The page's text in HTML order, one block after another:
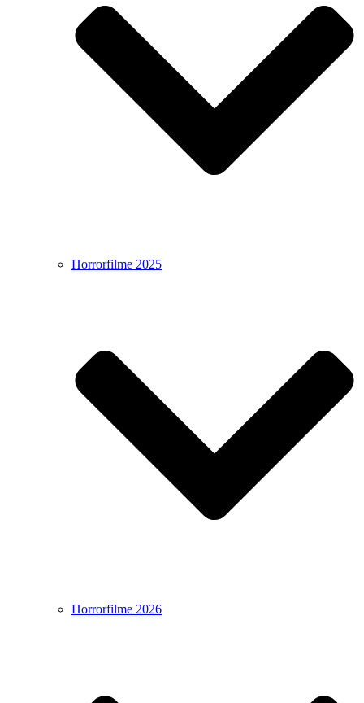
Horrorfilme 2025
Horrorfilme 2026